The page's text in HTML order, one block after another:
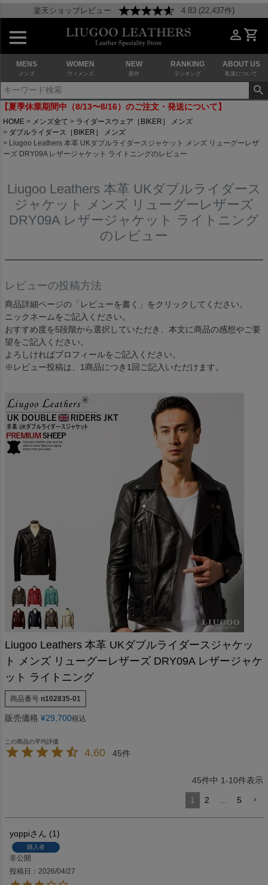
楽天ショップレビュー 4.83 (22,437件)
MENS
メンズ
WOMEN
ウィメンズ
NEW
新作
RANKING
ランキング
ABOUT US
私達について
【夏季休業期間中（8/13〜8/16）のご注文・発送について】
HOME メンズ全て
ライダースウェア［BIKER］ メンズ
ダブルライダース［BIKER］ メンズ
Liugoo Leathers 本革 UKダブルライダースジャケット メンズ リューグーレザ
ーズ DRY09A レザージャケット ライトニングのレビュー
Liugoo Leathers 本革 UKダブルライダース
ジャケット メンズ リューグーレザーズ
DRY09A レザージャケット ライトニング
のレビュー
レビューの投稿方法
商品詳細ページの「レビューを書く」をクリックしてください。
ニックネームをご記入ください。
おすすめ度を5段階から選択していただき、本文に商品の感想やご要
望をご記入ください。
よろしければプロフィールをご記入ください。
※レビュー投稿は、1商品につき1回ご記入いただけます。
Liugoo Leathers 本革 UKダブルライダースジャケッ
ト メンズ リューグーレザーズ DRY09A レザージャケ
ット ライトニング
商品番号 n102835-01
販売価格 ¥29,700税込
4.60 45
45件中 1-10件表示
1 2 … 5
yoppi 1
購入者
非公開
投稿日
2026/04/27